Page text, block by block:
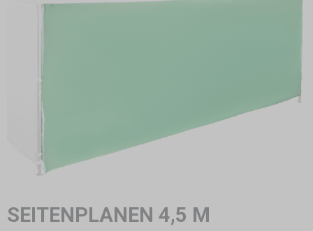
SEITENPLANEN 4,5 M